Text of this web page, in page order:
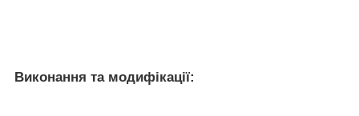
Виконання та модифікації: